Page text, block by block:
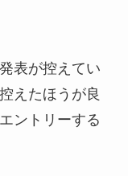
表が控えてい
えたほうが良
ントリーする